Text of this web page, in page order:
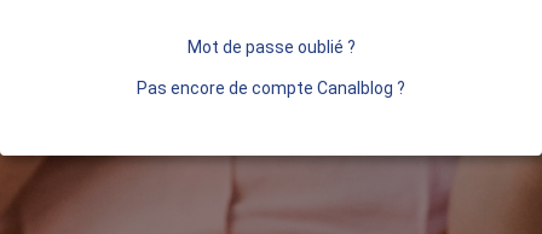
Mot de passe oublié ?
Pas encore de compte Canalblog ?